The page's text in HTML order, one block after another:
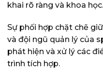
khai rõ ràng và khoa học.
Sự phối hợp chặt chẽ
và đội ngũ quản lý của
phát hiện và xử lý các
trình tích hợp.